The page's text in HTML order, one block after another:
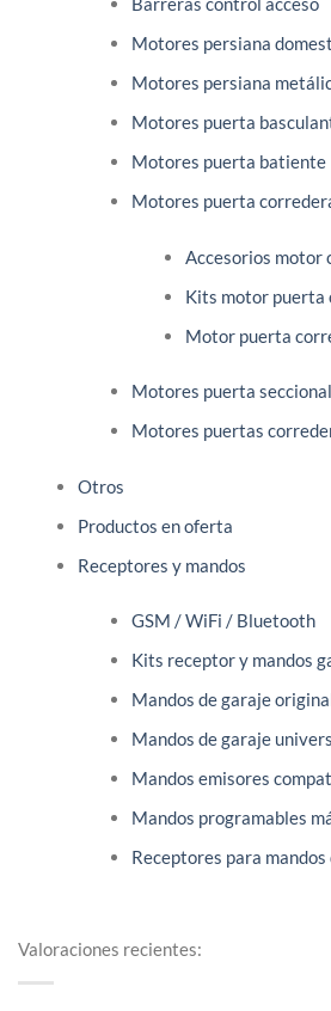
Motores persiana
Motores persiana
Motores puerta
Motores puerta batiente
Motores puerta
Accesorios motor
Kits motor puerta
Motor puerta
Motores puerta seccional
Motores puertas
Otros
Productos en oferta
Receptores y mandos
GSM / WiFi / Bluetooth
Kits receptor y mandos
Mandos de garaje
Mandos de garaje
Mandos emisores
Mandos programables
Receptores para
Valoraciones recientes: